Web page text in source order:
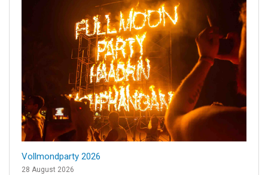
Vollmondparty 2026
28 August 2026